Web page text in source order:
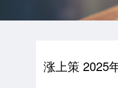
涨上策 2025